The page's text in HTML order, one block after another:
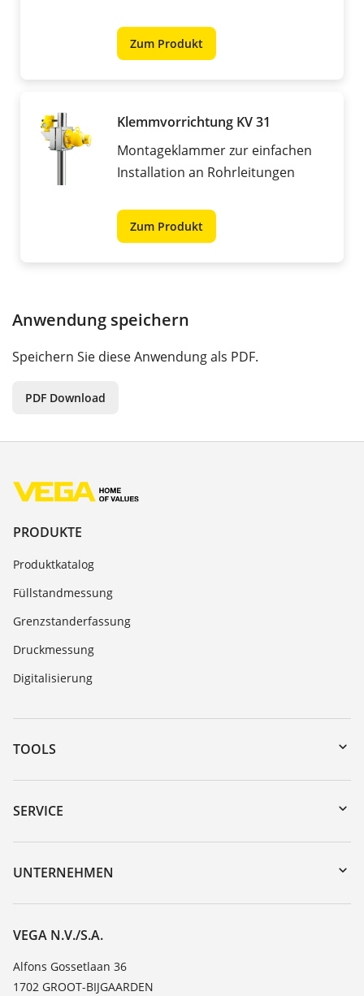
Zum Produkt
Klemmvorrichtung KV 31
Montageklammer zur einfachen
Installation an Rohrleitungen
Zum Produkt
Anwendung speichern
Speichern Sie diese Anwendung als PDF.
PDF Download
PRODUKTE
Produktkatalog
Füllstandmessung
Grenzstanderfassung
Druckmessung
Digitalisierung
TOOLS
Download-Center
Gerätesuche (Seriennummer)
DTM Collection/PACTware
SERVICE
Geräterücksendung
Trainings
TeamViewer
UNTERNEHMEN
Über VEGA
Kontakt
News
Presse
VEGA N.V./S.A.
Alfons Gossetlaan 36
1702 GROOT-BIJGAARDEN